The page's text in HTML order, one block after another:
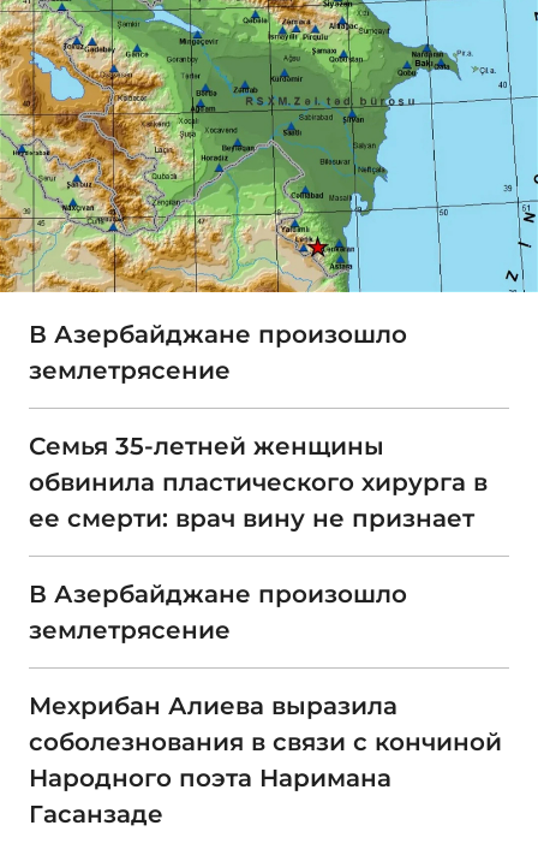
В Азербайджане произошло
землетрясение
Семья 35-летней женщины
обвинила пластического хирурга в
ее смерти: врач вину не признает
В Азербайджане произошло
землетрясение
Мехрибан Алиева выразила
соболезнования в связи с кончиной
Народного поэта Наримана
Гасанзаде